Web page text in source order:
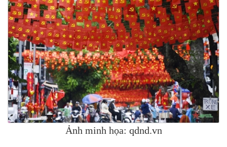
Ảnh minh họa: qdnd.vn